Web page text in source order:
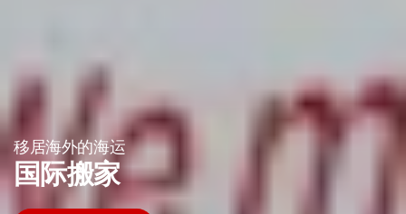
移居海外的海运
国际搬家